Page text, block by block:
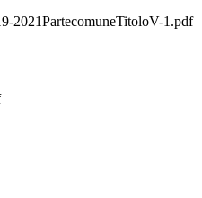
2021PartecomuneTitoloV-1.pdf